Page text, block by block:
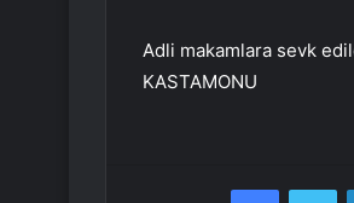
Adli makamlara sevk
KASTAMONU
Facebook